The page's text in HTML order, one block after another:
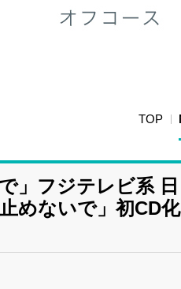
TOP
」フジテレビ系
めないで」初CD